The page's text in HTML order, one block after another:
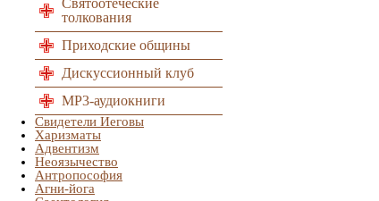
Святоотеческие
толкования
Приходские общины
Дискуссионный клуб
MP3-аудиокниги
Свидетели Иеговы
Харизматы
Адвентизм
Неоязычество
Антропософия
Агни-йога